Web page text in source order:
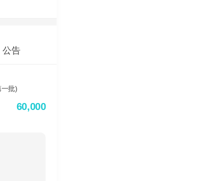
公告
60,000